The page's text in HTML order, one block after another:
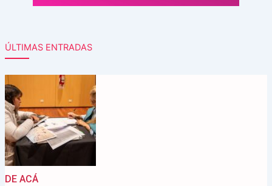
ÚLTIMAS ENTRADAS
DE ACÁ